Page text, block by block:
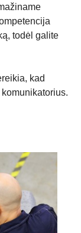
todėl galite
kad